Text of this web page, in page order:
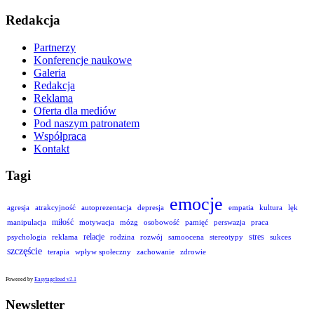
Redakcja
Partnerzy
Konferencje naukowe
Galeria
Redakcja
Reklama
Oferta dla mediów
Pod naszym patronatem
Współpraca
Kontakt
Tagi
agresja atrakcyjność autoprezentacja depresja emocje empatia kultura
lęk
manipulacja
miłość motywacja mózg osobowość pamięć perswazja
praca
psychologia
reklama relacje rodzina rozwój samoocena stereotypy stres sukces
szczęście terapia wpływ społeczny zachowanie zdrowie
Powered by Easytagcloud v2.1
Newsletter